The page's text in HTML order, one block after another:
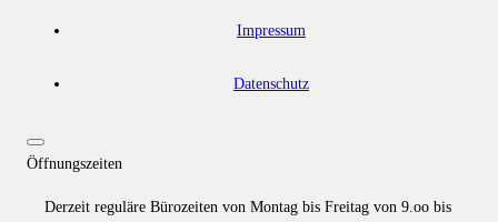
Impressum
Datenschutz
Öffnungszeiten
Derzeit reguläre Bürozeiten von Montag bis Freitag von 9.oo bis